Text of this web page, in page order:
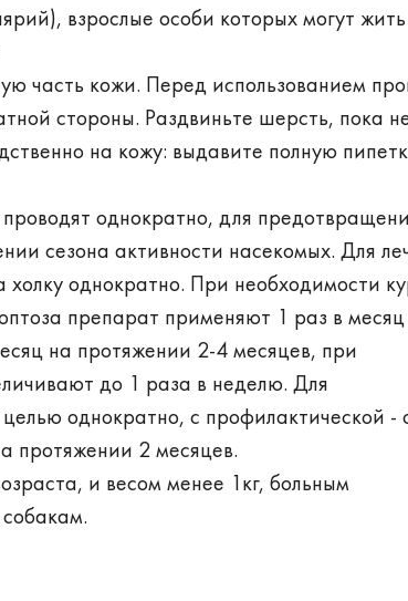
взрослые особи которых могут
часть кожи. Перед использованием
стороны. Раздвиньте шерсть, пока
на кожу: выдавите полную
однократно, для
сезона активности насекомых. Для
однократно. При необходимости
препарат применяют 1 раз в
на протяжении 2-4 месяцев, при
до 1 раза в неделю. Для
однократно, с профилактической -
протяжении 2 месяцев.
и весом менее 1кг, больным